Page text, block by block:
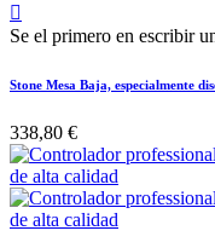

Se el primero en escribir
Stone Mesa Baja, especialmente
338,80 €